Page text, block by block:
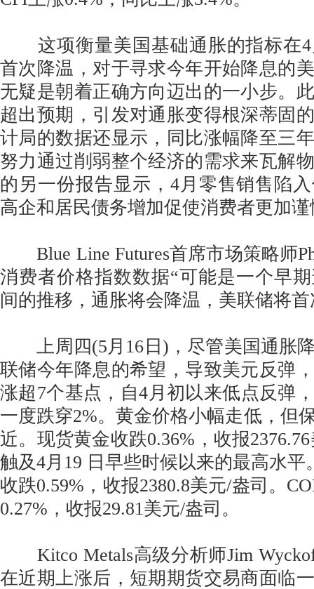
这项衡量美国基础通胀的指标在4
首次降温，对于寻求今年开始降息的
无疑是朝着正确方向迈出的一小步。
超出预期，引发对通胀变得根深蒂固
计局的数据还显示，同比涨幅降至三
努力通过削弱整个经济的需求来瓦解
的另一份报告显示，4月零售销售陷
高企和居民债务增加促使消费者更加
Blue Line Futures首席市场策略师
消费者价格指数数据“可能是一个早
间的推移，通胀将会降温，美联储将
上周四(5月16日)，尽管美国通胀
联储今年降息的希望，导致美元反弹
涨超7个基点，自4月初以来低点反弹
一度跌穿2%。黄金价格小幅走低，但
近。现货黄金收跌0.36%，收报
触及4月19 日早些时候以来的最高水平
收跌0.59%，收报2380.8美元/盎司。
0.27%，收报29.81美元/盎司。
Kitco Metals高级分析师Jim
在近期上涨后，短期期货交易商面临